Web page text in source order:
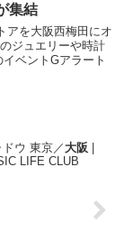
集結
アを大阪西梅田にオ
ジュエリーや時計
ベントGアラート
ウ 東京／大阪
LIFE CLUB